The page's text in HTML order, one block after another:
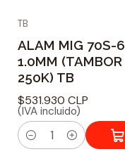
n
t
i
d
a
d
TB
ALAM MIG 70S-6
1.0MM (TAMBOR
250K) TB
$531.930 CLP
(IVA incluido)
C